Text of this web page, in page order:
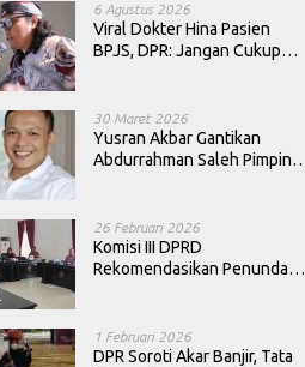
6 Agustus 2026
Viral Dokter Hina Pasien
BPJS, DPR: Jangan Cukup
30 Maret 2026
Yusran Akbar Gantikan
Abdurrahman Saleh Pimpin
26 Februari 2026
Komisi III DPRD
Rekomendasikan Penundaan
1 Februari 2026
DPR Soroti Akar Banjir, Tata